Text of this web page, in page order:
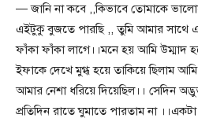
— জানি না কবে ,,কিভাবে তোমাকে
এইটুকু বুজতে পারছি ,, তুমি আমার সাথে
ফাঁকা ফাঁকা লাগে।।মনে হয় আমি উম্মাদ
ইফাকে দেখে মুগ্ধ হয়ে তাকিয়ে ছিলাম
আমার নেশা ধরিয়ে দিয়েছিল।। সেদিন
প্রতিদিন রাতে ঘুমাতে পারতাম না